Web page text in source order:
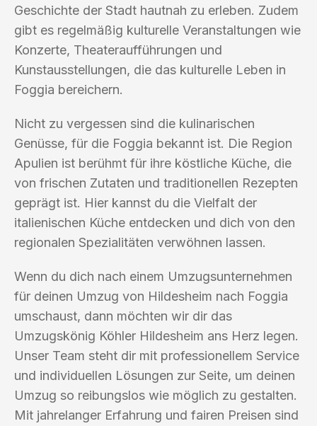
Geschichte der Stadt hautnah zu erleben. Zudem
gibt es regelmäßig kulturelle Veranstaltungen wie
Konzerte, Theateraufführungen und
Kunstausstellungen, die das kulturelle Leben in
Foggia bereichern.
Nicht zu vergessen sind die kulinarischen
Genüsse, für die Foggia bekannt ist. Die Region
Apulien ist berühmt für ihre köstliche Küche, die
von frischen Zutaten und traditionellen Rezepten
geprägt ist. Hier kannst du die Vielfalt der
italienischen Küche entdecken und dich von den
regionalen Spezialitäten verwöhnen lassen.
Wenn du dich nach einem Umzugsunternehmen
für deinen Umzug von Hildesheim nach Foggia
umschaust, dann möchten wir dir das
Umzugskönig Köhler Hildesheim ans Herz legen.
Unser Team steht dir mit professionellem Service
und individuellen Lösungen zur Seite, um deinen
Umzug so reibungslos wie möglich zu gestalten.
Mit jahrelanger Erfahrung und fairen Preisen sind